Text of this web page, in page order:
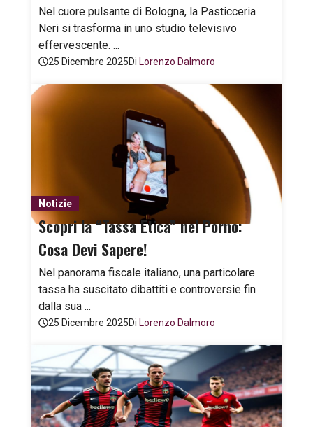
Nel cuore pulsante di Bologna, la Pasticceria
Neri si trasforma in uno studio televisivo
effervescente. ...
25 Dicembre 2025Di Lorenzo Dalmoro
Notizie
Scopri la “Tassa Etica” nel Porno:
Cosa Devi Sapere!
Nel panorama fiscale italiano, una particolare
tassa ha suscitato dibattiti e controversie fin
dalla sua ...
25 Dicembre 2025Di Lorenzo Dalmoro